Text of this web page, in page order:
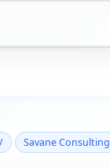
Savane Consulting